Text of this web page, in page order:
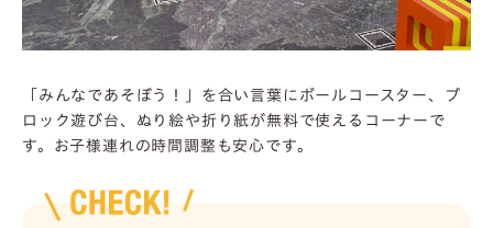
「みんなであそぼう！」を合い言葉にボールコースター、ブ
ロック遊び台、ぬり絵や折り紙が無料で使えるコーナーで
す。お子様連れの時間調整も安心です。